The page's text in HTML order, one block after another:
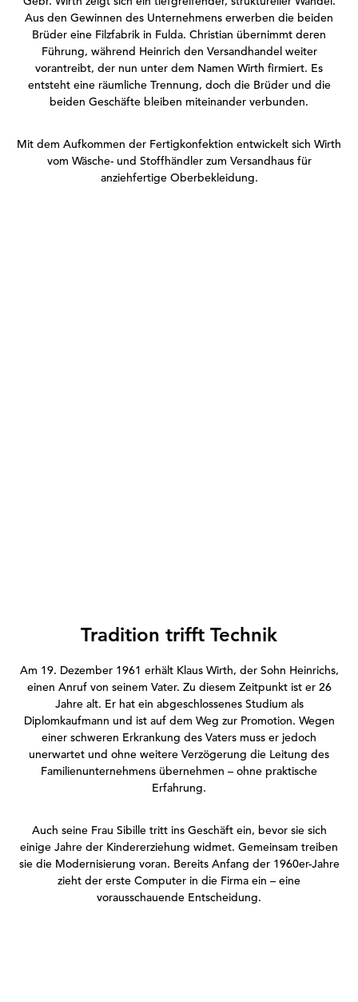
Aus den Gewinnen des Unternehmens erwerben die beiden
Brüder eine Filzfabrik in Fulda. Christian übernimmt deren
Führung, während Heinrich den Versandhandel weiter
vorantreibt, der nun unter dem Namen Wirth firmiert. Es
entsteht eine räumliche Trennung, doch die Brüder und die
beiden Geschäfte bleiben miteinander verbunden.
Mit dem Aufkommen der Fertigkonfektion entwickelt sich Wirth
vom Wäsche- und Stoffhändler zum Versandhaus für
anziehfertige Oberbekleidung.
Tradition trifft Technik
Am 19. Dezember 1961 erhält Klaus Wirth, der Sohn Heinrichs,
einen Anruf von seinem Vater. Zu diesem Zeitpunkt ist er 26
Jahre alt. Er hat ein abgeschlossenes Studium als
Diplomkaufmann und ist auf dem Weg zur Promotion. Wegen
einer schweren Erkrankung des Vaters muss er jedoch
unerwartet und ohne weitere Verzögerung die Leitung des
Familienunternehmens übernehmen – ohne praktische
Erfahrung.
Auch seine Frau Sibille tritt ins Geschäft ein, bevor sie sich
einige Jahre der Kindererziehung widmet. Gemeinsam treiben
sie die Modernisierung voran. Bereits Anfang der 1960er-Jahre
zieht der erste Computer in die Firma ein – eine
vorausschauende Entscheidung.